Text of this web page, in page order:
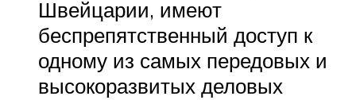
Швейцарии, имеют
беспрепятственный доступ к
одному из самых передовых и
высокоразвитых деловых